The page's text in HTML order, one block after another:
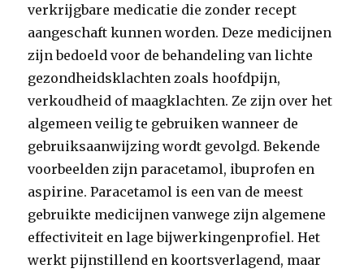
verkrijgbare medicatie die zonder recept
aangeschaft kunnen worden. Deze medicijnen
zijn bedoeld voor de behandeling van lichte
gezondheidsklachten zoals hoofdpijn,
verkoudheid of maagklachten. Ze zijn over het
algemeen veilig te gebruiken wanneer de
gebruiksaanwijzing wordt gevolgd. Bekende
voorbeelden zijn paracetamol, ibuprofen en
aspirine. Paracetamol is een van de meest
gebruikte medicijnen vanwege zijn algemene
effectiviteit en lage bijwerkingenprofiel. Het
werkt pijnstillend en koortsverlagend, maar